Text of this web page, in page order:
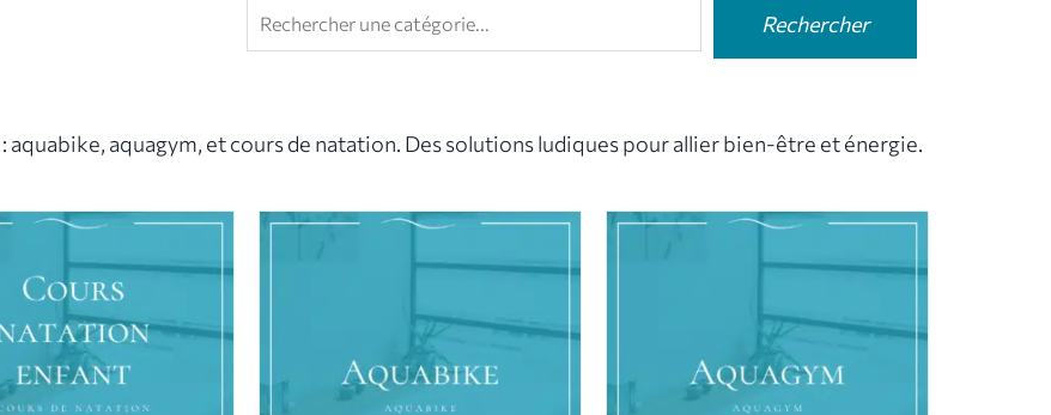
Rechercher
aquagym, et cours de natation. Des solutions ludiques pour allier bien-être et énergie.